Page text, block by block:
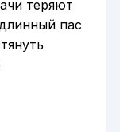
теряют
пас